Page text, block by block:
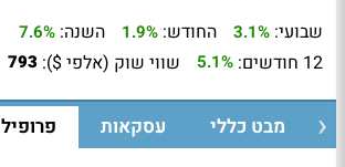
שבועי: 3.1% החודש: 1.9% השנה: 7.6%
12 חודשים: 5.1% שווי שוק (אלפי $): 793
מבט כללי עסקאות פרופיל